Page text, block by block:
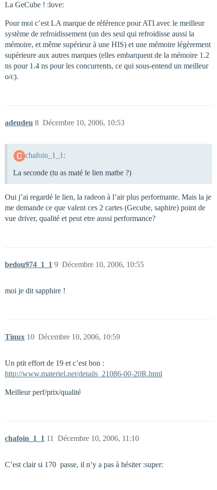
La GeCube ! :love:
Pour moi c’est LA marque de référence pour ATI avec le meilleur
système de refroidissement (un des seul qui refroidisse aussi la
mémoire, et même supérieur à une HIS) et une mémoire légèrement
supérieure aux autres marques (elles embarquent de la mémoire 1.2
ns pour 1.4 ns pour les concurrents, ce qui sous-entend un meilleur
o/c).
adeudeu Décembre 10, 2006, 10:53
8
chafoin_1_1:
La seconde (tu as maté le lien matbe ?)
Oui j’ai regardé le lien, la radeon à l’air plus performante. Mais la je
me demande ce que valent ces 2 cartes (Gecube, saphire) point de
vue driver, qualité et peut etre aussi performance?
bedou974_1_1 Décembre 10, 2006, 10:55
9
moi je dit sapphire !
Tinux Décembre 10, 2006, 10:59
10
Un ptit effort de 19 et c’est bon :
http://www.materiel.net/details_21086-00-20R.html
Meilleur perf/prix/qualité
chafoin_1_1 Décembre 10, 2006, 11:10
11
C’est clair si 170  passe, il n’y a pas à hésiter :super: